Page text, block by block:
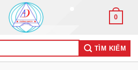
0
TÌM KIẾM